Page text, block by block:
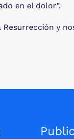
en el dolor”.
y